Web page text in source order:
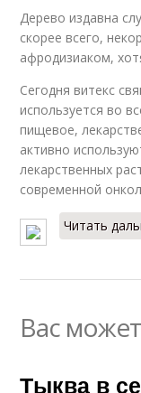
Дерево издавна
скорее всего,
афродизиаком,
Сегодня витекс
используется во
пищевое,
активно
лекарственных
современной
Читать
Вас
Тыква в